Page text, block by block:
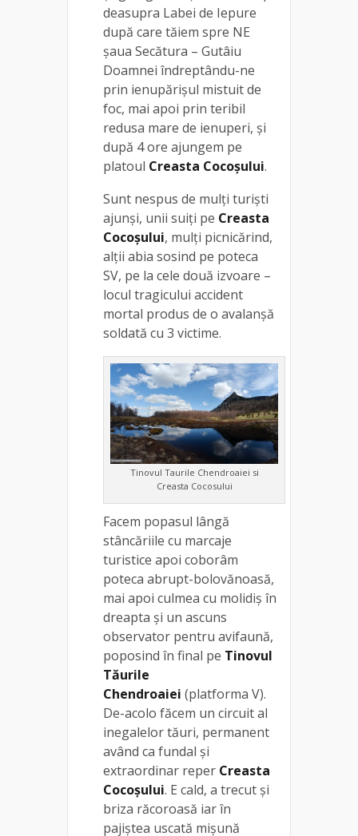
deasupra Labei de Iepure
după care tăiem spre NE
șaua Secătura – Gutâiu
Doamnei îndreptându-ne
prin ienupărișul mistuit de
foc, mai apoi prin teribil
redusa mare de ienuperi, și
după 4 ore ajungem pe
platoul Creasta Cocoșului.
Sunt nespus de mulți turiști
ajunși, unii suiți pe Creasta
Cocoșului, mulți picnicărind,
alții abia sosind pe poteca
SV, pe la cele două izvoare –
locul tragicului accident
mortal produs de o avalanșă
soldată cu 3 victime.
Tinovul Taurile Chendroaiei si
Creasta Cocosului
Facem popasul lângă
stâncăriile cu marcaje
turistice apoi coborâm
poteca abrupt-bolovănoasă,
mai apoi culmea cu molidiș în
dreapta și un ascuns
observator pentru avifaună,
poposind în final pe Tinovul
Tăurile
Chendroaiei (platforma V).
De-acolo făcem un circuit al
inegalelor tăuri, permanent
având ca fundal și
extraordinar reper Creasta
Cocoșului. E cald, a trecut și
briza răcoroasă iar în
pajiștea uscată mișună